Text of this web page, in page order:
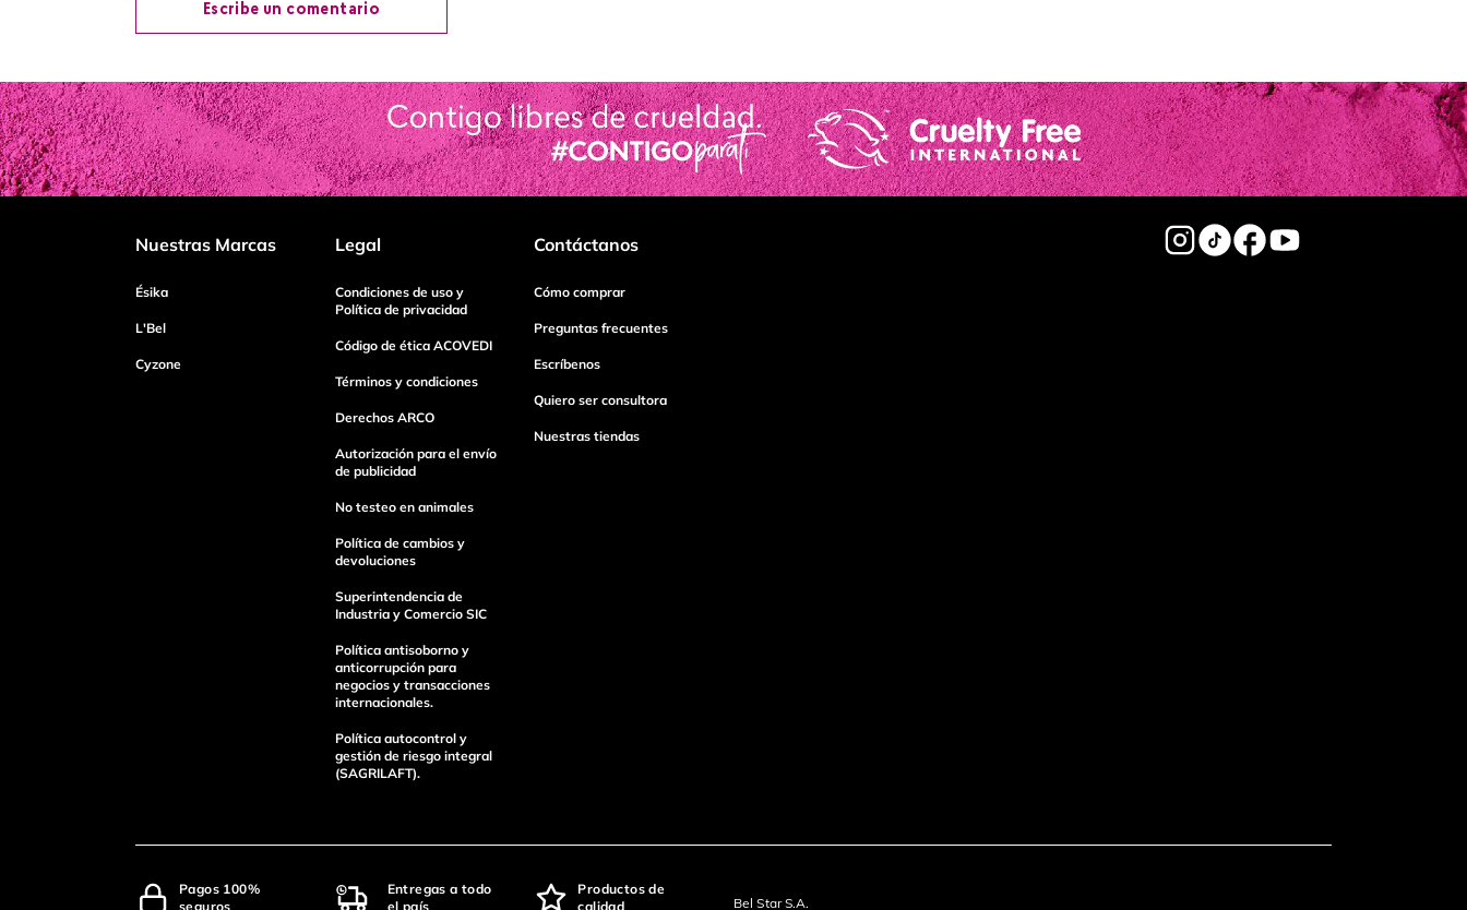
Escribe un comentario
Agregar comentario
Título
Tu nombre
Dirección de email
enviar comentario
Nuestras Marcas
Ésika
L'Bel
Cyzone
Legal
Condiciones de uso y
Política de privacidad
Código de ética ACOVEDI
Términos y condiciones
Derechos ARCO
Autorización para el envío
de publicidad
No testeo en animales
Política de cambios y
devoluciones
Superintendencia de
Industria y Comercio SIC
Política antisoborno y
anticorrupción para
negocios y transacciones
internacionales.
Política autocontrol y
gestión de riesgo integral
(SAGRILAFT).
Contáctanos
Cómo comprar
Preguntas frecuentes
Escríbenos
Quiero ser consultora
Nuestras tiendas
Pagos 100%
seguros
Entregas a todo
el país
Productos de
calidad
Bel Star S.A.